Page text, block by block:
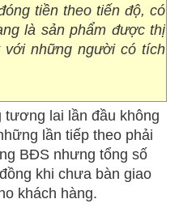
tiền theo tiến độ, có
là sản phẩm được thị
những người có tích
lai lần đầu không
lần tiếp theo phải
BĐS nhưng tổng số
khi chưa bàn giao
khách hàng.